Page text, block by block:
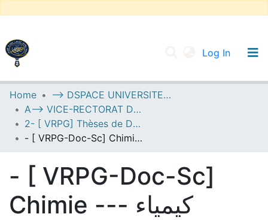
Log In
UNIVERSITY OF D.L SIDI BEL ABBES
Communities & Collections
All of DSpace
Home
--> DSPACE UNIVERSITE DJILALLI LIABES DE SIDI BEL ABBES
A--> VICE-RECTORAT DE LA POST-GRADUATION
2- [ VRPG] Thèses de Doctorat en Sciences
- [ VRPG-Doc-Sc] Chimie --- كيمياء
- [ VRPG-Doc-Sc]
Chimie --- كيمياء